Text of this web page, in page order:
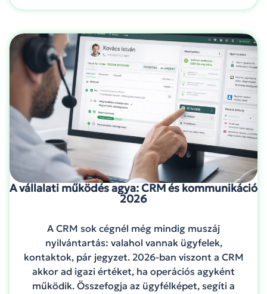
A vállalati működés agya: CRM és kommunikáció
2026
A CRM sok cégnél még mindig muszáj
nyilvántartás: valahol vannak ügyfelek,
kontaktok, pár jegyzet. 2026-ban viszont a CRM
akkor ad igazi értéket, ha operációs agyként
működik. Összefogja az ügyfélképet, segíti a